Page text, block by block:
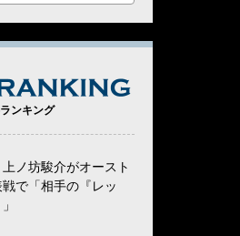
ンキング
ノ坊駿介がオースト
で「相手の『レッ